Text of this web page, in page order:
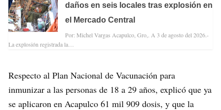
daños en seis locales tras explosión en
el Mercado Central
Por: Michel Vargas Acapulco, Gro,. A 3 de agosto del 2026.-
La explosión registrada la…
Respecto al Plan Nacional de Vacunación para
inmunizar a las personas de 18 a 29 años, explicó que ya
se aplicaron en Acapulco 61 mil 909 dosis, y que la